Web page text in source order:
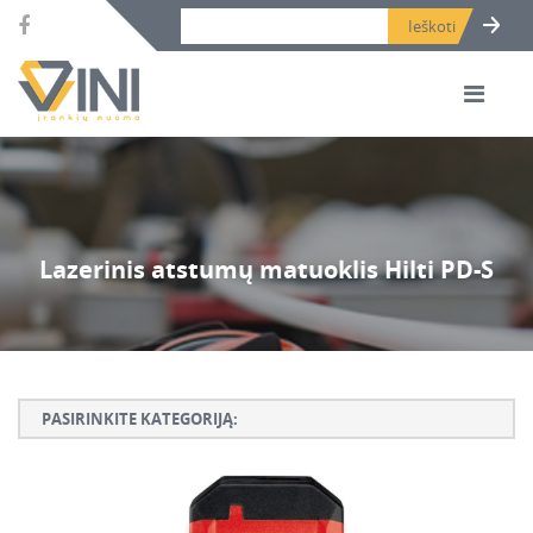
Search bar place.
Lazerinis atstumų matuoklis Hilti PD-S
PASIRINKITE KATEGORIJĄ:
Betono ardymo ir gręžimo įrankiai